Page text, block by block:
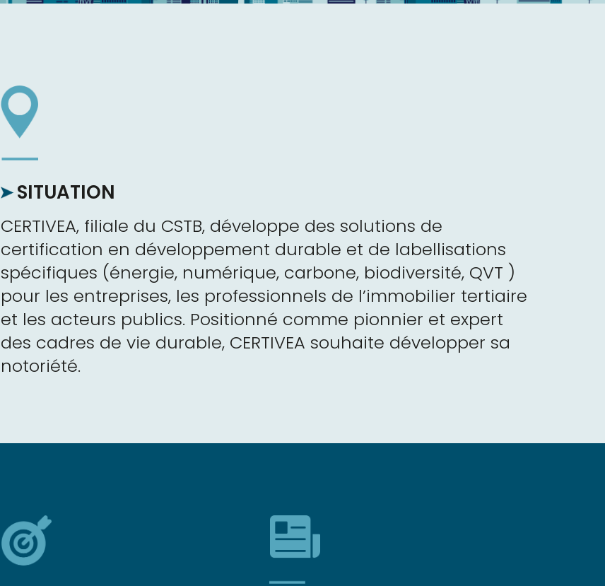
SITUATION
CERTIVEA, filiale du CSTB, développe des solutions de
certification en développement durable et de labellisations
spécifiques (énergie, numérique, carbone, biodiversité, QVT )
pour les entreprises, les professionnels de l’immobilier tertiaire
et les acteurs publics. Positionné comme pionnier et expert
des cadres de vie durable, CERTIVEA souhaite développer sa
notoriété.